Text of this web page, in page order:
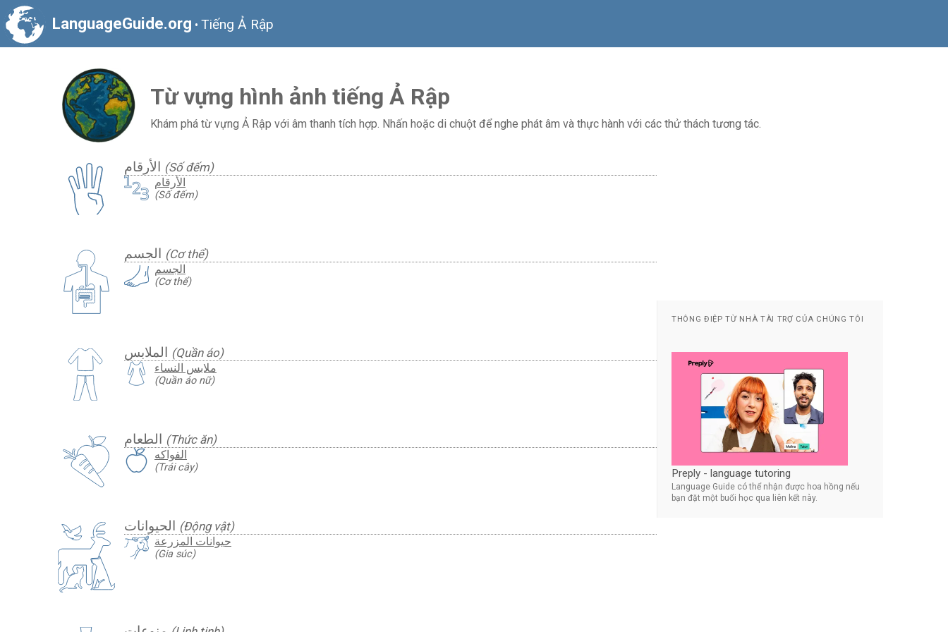
LanguageGuide.org • Tiếng Ả Rập
Từ vựng hình ảnh tiếng Ả Rập
Khám phá từ vựng Ả Rập với âm thanh tích hợp. Nhấn hoặc di chuột để nghe phát âm và thực hành với các thử thách tương tác.
(Số đếm)
الأرقام
(Số đếm)
(Cơ thể)
الجسم
(Cơ thể)
(Quần áo)
ملابس النساء
(Quần áo nữ)
(Thức ăn)
الفواكه
(Trái cây)
(Động vật)
حيوانات المزرعة
(Gia súc)
THÔNG ĐIỆP TỪ NHÀ TÀI TRỢ CỦA CHÚNG TÔI
Preply - language tutoring
Language Guide có thể nhận được hoa hồng nếu
bạn đặt một buổi học qua liên kết này.